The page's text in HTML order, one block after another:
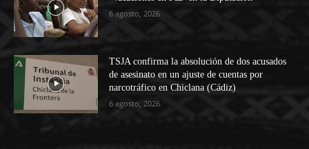
6 agosto, 2026
TSJA confirma la absolución de dos acusados
de asesinato en un ajuste de cuentas por
narcotráfico en Chiclana (Cádiz)
6 agosto, 2026